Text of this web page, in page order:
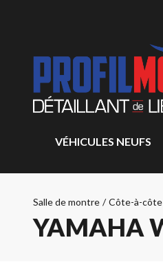
VÉHICULES NEUFS
Salle de montre / Côte-à-côte
YAMAHA